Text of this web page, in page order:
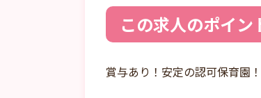
この求人のポイン
賞与あり！安定の認可保育園